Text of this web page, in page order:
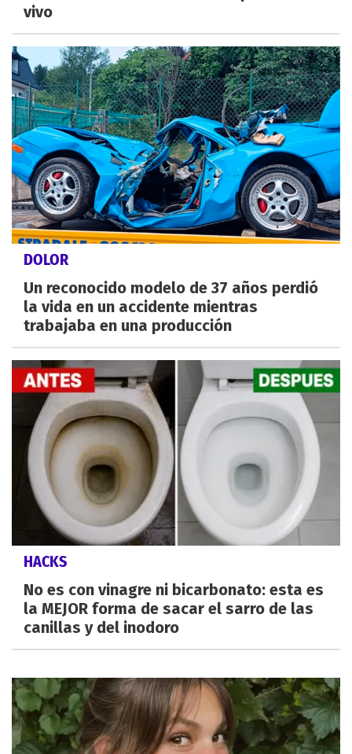
vivo
DOLOR
Un reconocido modelo de 37 años perdió
la vida en un accidente mientras
trabajaba en una producción
HACKS
No es con vinagre ni bicarbonato: esta es
la MEJOR forma de sacar el sarro de las
canillas y del inodoro